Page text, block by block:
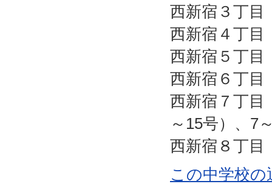
西新宿３丁
西新宿４丁
西新宿５丁
西新宿６丁
西新宿７丁
～15号）、7
西新宿８丁
この中学校